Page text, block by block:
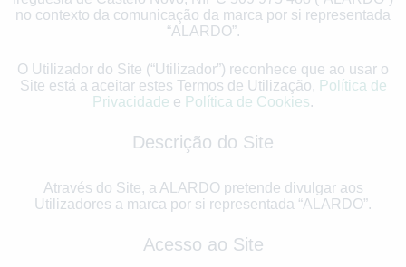
t
e
o
no contexto da comunicação da marca por si representada
“ALARDO”.
O Utilizador do Site (“Utilizador”) reconhece que ao usar o
Site está a aceitar estes Termos de Utilização, Política de
Privacidade e Política de Cookies.
Descrição do Site
Através do Site, a ALARDO pretende divulgar aos
Utilizadores a marca por si representada “ALARDO”.
Acesso ao Site